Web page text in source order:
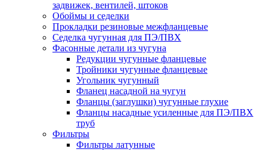
задвижек, вентилей, штоков
Обоймы и седелки
Прокладки резиновые межфланцевые
Седелка чугунная для ПЭ/ПВХ
Фасонные детали из чугуна
Редукции чугунные фланцевые
Тройники чугунные фланцевые
Угольник чугунный
Фланец насадной на чугун
Фланцы (заглушки) чугунные глухие
Фланцы насадные усиленные для ПЭ/ПВХ
труб
Фильтры
Фильтры латунные